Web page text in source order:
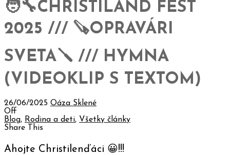
🧑‍🔧CHRISTILAND FEST
2025 /// 🪚OPRAVÁRI
SVETA🪛 /// HYMNA
(VIDEOKLIP S TEXTOM)
26/06/2025 Oáza Sklené
Off
Blog, Rodina a deti, Všetky články
Share This
Ahojte Christilenďáci 😀!!!